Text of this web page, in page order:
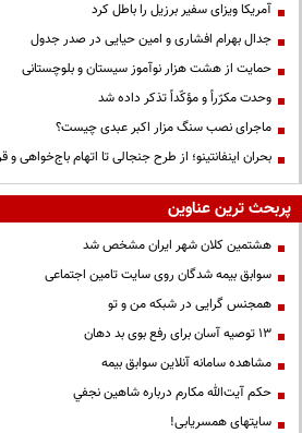
آمریکا ویزای سفیر برزیل را باطل کرد
جدال بهرام افشاری و امین حیایی در صدر جدول
حمایت از هشت هزار نوآموز سیستان و بلوچستانی
وحدت مکرّراً و مؤکّداً تذکر داده شد
ماجرای نصب سنگ مزار اکبر عبدی چیست؟
بحران اینفانتینو؛ از طرح جنجالی تا اتهام باج‌خواهی و
پربحث ترین عناوین
هشتمین کلان شهر ایران مشخص شد
سوابق بیمه شدگان روی سایت تامین اجتماعی
همجنس گرایی در شبکه من و تو
13 توصیه آسان برای رفع بوی بد دهان
مشاهده سامانه آنلاين سوابق بیمه
حكم آيت‌الله مكارم درباره شاهين نجفي
سایتهای همسریابی!